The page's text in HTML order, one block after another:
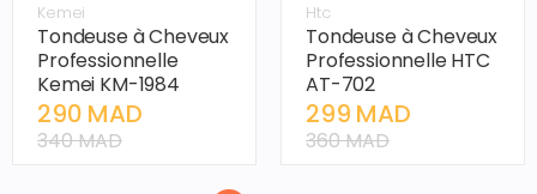
Kemei
Tondeuse à Cheveux
Professionnelle
Kemei KM-1984
290 MAD
340 MAD
Htc
Tondeuse à Cheveux
Professionnelle HTC
AT-702
299 MAD
360 MAD